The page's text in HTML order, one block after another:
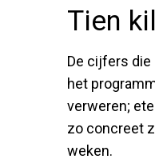
Tien
De cijfers
het
verweren;
zo concreet
weken.